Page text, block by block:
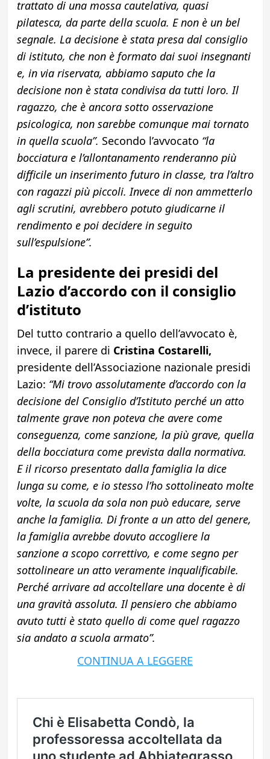
trattato di una mossa cautelativa, quasi
pilatesca, da parte della scuola. E non è un bel
segnale. La decisione è stata presa dal consiglio
di istituto, che non è formato dai suoi insegnanti
e, in via riservata, abbiamo saputo che la
decisione non è stata condivisa da tutti loro. Il
ragazzo, che è ancora sotto osservazione
psicologica, non sarebbe comunque mai tornato
in quella scuola”. Secondo l’avvocato “la
bocciatura e l’allontanamento renderanno più
difficile un inserimento futuro in classe, tra l’altro
con ragazzi più piccoli. Invece di non ammetterlo
agli scrutini, avrebbero potuto giudicarne il
rendimento e poi decidere in seguito
sull’espulsione”.
La presidente dei presidi del
Lazio d’accordo con il consiglio
d’istituto
Del tutto contrario a quello dell’avvocato è,
invece, il parere di Cristina Costarelli,
presidente dell’Associazione nazionale presidi
Lazio: “Mi trovo assolutamente d’accordo con la
decisione del Consiglio d’Istituto perché un atto
talmente grave non poteva che avere come
conseguenza, come sanzione, la più grave, quella
della bocciatura come prevista dalla normativa.
E il ricorso presentato dalla famiglia la dice
lunga su come, e io stesso l’ho sottolineato molte
volte, la scuola da sola non può educare, serve
anche la famiglia. Di fronte a un atto del genere,
la famiglia avrebbe dovuto accogliere la
sanzione a scopo correttivo, e come segno per
sottolineare un atto veramente inqualificabile.
Perché arrivare ad accoltellare una docente è di
una gravità assoluta. Il pensiero che abbiamo
avuto tutti è stato quello di come quel ragazzo
sia andato a scuola armato”.
CONTINUA A LEGGERE